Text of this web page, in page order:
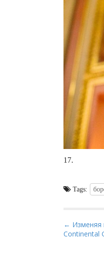
17.
Tags:
P
o
← Изменяя
Continental